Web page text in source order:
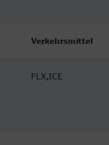
Verkehrsmittel
FLX,ICE